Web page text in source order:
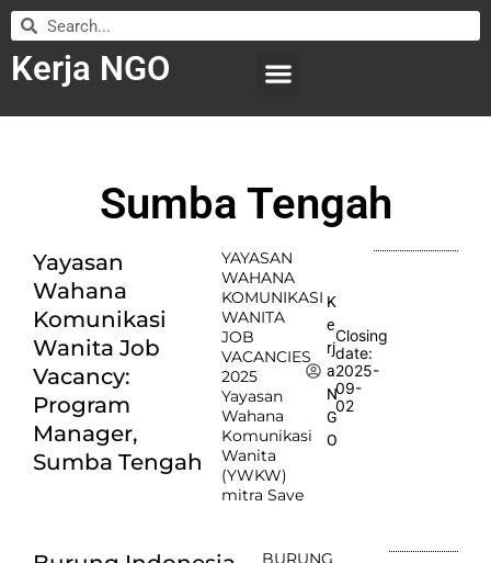
Kerja NGO
Sumba Tengah
Yayasan
Wahana
Komunikasi
Wanita Job
Vacancy:
Program
Manager,
Sumba Tengah
YAYASAN
WAHANA
KOMUNIKASI
WANITA
JOB
VACANCIES
2025
Yayasan
Wahana
Komunikasi
Wanita
(YWKW)
mitra Save
K
e
rj
a
N
G
O
Closing
date:
2025-
09-
02
BURUNG